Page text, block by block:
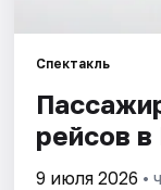
Спектакль
рейсов
9 июля 2026 •